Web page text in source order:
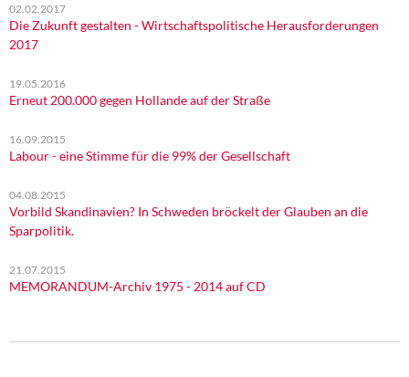
Kontakt
02.02.2017
Die Zukunft gestalten - Wirtschaftspolitische Herausforderungen
2017
19.05.2016
Erneut 200.000 gegen Hollande auf der Straße
16.09.2015
Labour - eine Stimme für die 99% der Gesellschaft
04.08.2015
Vorbild Skandinavien? In Schweden bröckelt der Glauben an die
Sparpolitik.
21.07.2015
MEMORANDUM-Archiv 1975 - 2014 auf CD